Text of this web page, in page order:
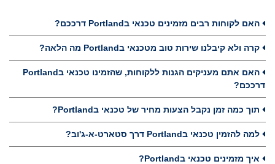
האם לקוחות רבים מזמינים טכנאי בPortland דרככם?
קרה ולא קיבלנו שירות טוב מטכנאי בPortland מה הלאה?
האם אתם מעניקים הגנות ללקוחות, שהזמינו טכנאי בPortland
דרככם?
תוך כמה זמן נקבל הצעות מחיר של טכנאי בPortland?
למה להזמין טכנאי בPortland דרך סטארט-א-ג'וב?
איך מזמינים טכנאי בPortland?